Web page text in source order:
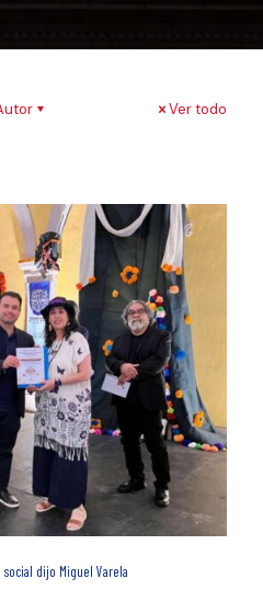
Ver todo
dijo Miguel Varela